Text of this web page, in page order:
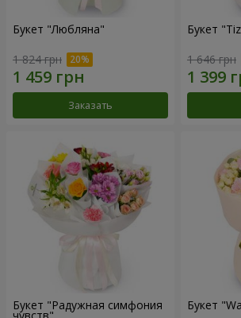
Букет "Любляна"
1 824 грн
Заказать
Букет
1 646 грн
Букет "Радужная симфония Букет